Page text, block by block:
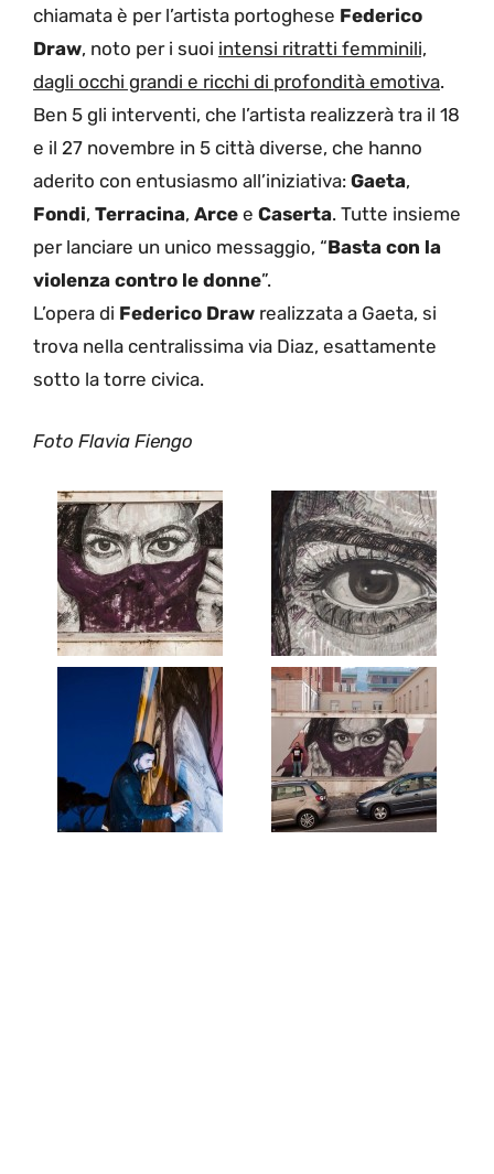
chiamata è per l’artista portoghese Federico
Draw, noto per i suoi intensi ritratti femminili,
dagli occhi grandi e ricchi di profondità emotiva.
Ben 5 gli interventi, che l’artista realizzerà tra il 18
e il 27 novembre in 5 città diverse, che hanno
aderito con entusiasmo all’iniziativa: Gaeta,
Fondi, Terracina, Arce e Caserta. Tutte insieme
per lanciare un unico messaggio, “Basta con la
violenza contro le donne”.
L’opera di Federico Draw realizzata a Gaeta, si
trova nella centralissima via Diaz, esattamente
sotto la torre civica.
Foto Flavia Fiengo